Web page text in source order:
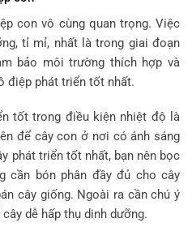
con vô cùng quan trọng. Việc
tỉ mỉ, nhất là trong giai đoạn
bảo môi trường thích hợp và
điệp phát triển tốt nhất.
tốt trong điều kiện nhiệt độ là
để cây con ở nơi có ánh sáng
phát triển tốt nhất, bạn nên bọc
cần bón phân đầy đủ cho cây
cây giống. Ngoài ra cần chú ý
dễ hấp thụ dinh dưỡng.